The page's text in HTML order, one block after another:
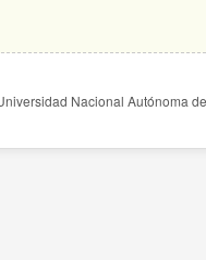
Nacional Autónoma